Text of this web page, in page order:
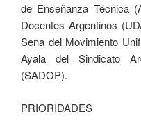
de Enseñanza Técnica
Docentes Argentinos
Sena del Movimiento
Ayala del Sindicato
(SADOP).
PRIORIDADES